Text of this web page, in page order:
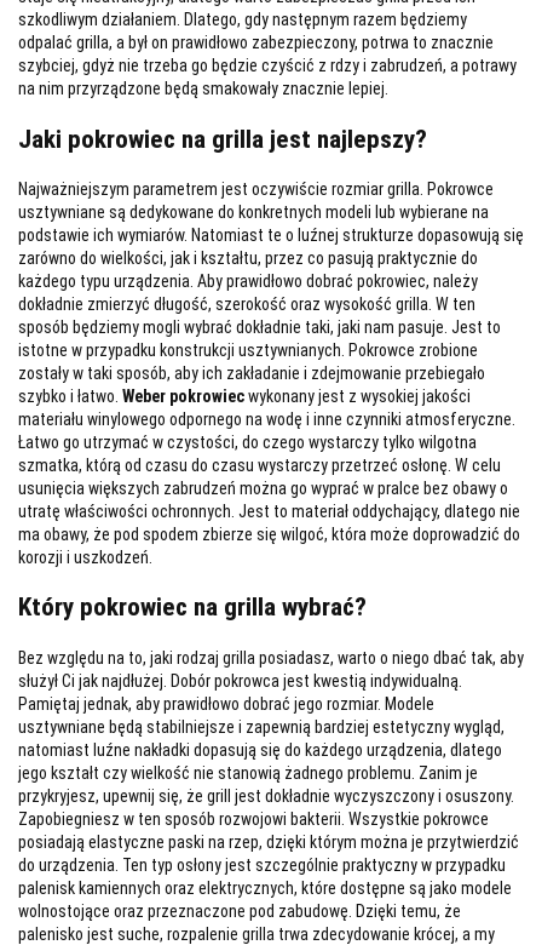
szkodliwym działaniem. Dlatego, gdy następnym razem będziemy
odpalać grilla, a był on prawidłowo zabezpieczony, potrwa to znacznie
szybciej, gdyż nie trzeba go będzie czyścić z rdzy i zabrudzeń, a potrawy
na nim przyrządzone będą smakowały znacznie lepiej.
Jaki pokrowiec na grilla jest najlepszy?
Najważniejszym parametrem jest oczywiście rozmiar grilla. Pokrowce
usztywniane są dedykowane do konkretnych modeli lub wybierane na
podstawie ich wymiarów. Natomiast te o luźnej strukturze dopasowują się
zarówno do wielkości, jak i kształtu, przez co pasują praktycznie do
każdego typu urządzenia. Aby prawidłowo dobrać pokrowiec, należy
dokładnie zmierzyć długość, szerokość oraz wysokość grilla. W ten
sposób będziemy mogli wybrać dokładnie taki, jaki nam pasuje. Jest to
istotne w przypadku konstrukcji usztywnianych. Pokrowce zrobione
zostały w taki sposób, aby ich zakładanie i zdejmowanie przebiegało
szybko i łatwo. Weber pokrowiecwykonany jest z wysokiej jakości
materiału winylowego odpornego na wodę i inne czynniki atmosferyczne.
Łatwo go utrzymać w czystości, do czego wystarczy tylko wilgotna
szmatka, którą od czasu do czasu wystarczy przetrzeć osłonę. W celu
usunięcia większych zabrudzeń można go wyprać w pralce bez obawy o
utratę właściwości ochronnych. Jest to materiał oddychający, dlatego nie
ma obawy, że pod spodem zbierze się wilgoć, która może doprowadzić do
korozji i uszkodzeń.
Który pokrowiec na grilla wybrać?
Bez względu na to, jaki rodzaj grilla posiadasz, warto o niego dbać tak, aby
służył Ci jak najdłużej. Dobór pokrowca jest kwestią indywidualną.
Pamiętaj jednak, aby prawidłowo dobrać jego rozmiar. Modele
usztywniane będą stabilniejsze i zapewnią bardziej estetyczny wygląd,
natomiast luźne nakładki dopasują się do każdego urządzenia, dlatego
jego kształt czy wielkość nie stanowią żadnego problemu. Zanim je
przykryjesz, upewnij się, że grill jest dokładnie wyczyszczony i osuszony.
Zapobiegniesz w ten sposób rozwojowi bakterii. Wszystkie pokrowce
posiadają elastyczne paski na rzep, dzięki którym można je przytwierdzić
do urządzenia. Ten typ osłony jest szczególnie praktyczny w przypadku
palenisk kamiennych oraz elektrycznych, które dostępne są jako modele
wolnostojące oraz przeznaczone pod zabudowę. Dzięki temu, że
palenisko jest suche, rozpalenie grilla trwa zdecydowanie krócej, a my